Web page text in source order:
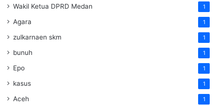
Wakil Ketua DPRD Medan 1
Agara 1
zulkarnaen skm 1
bunuh 1
Epo 1
kasus 1
Aceh 1